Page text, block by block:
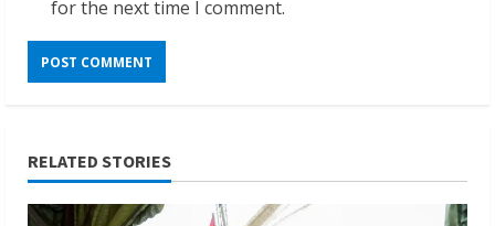
for the next time I comment.
RELATED STORIES